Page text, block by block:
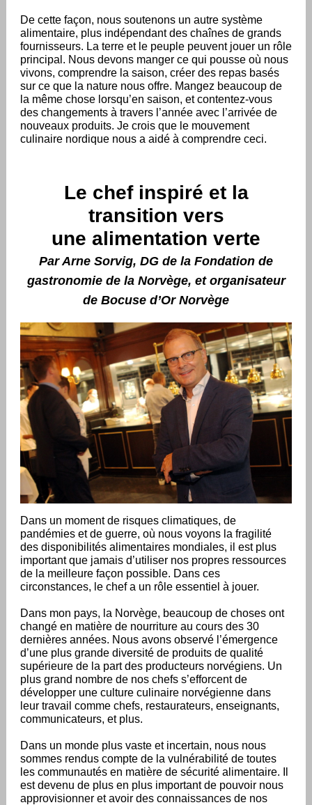
De cette façon, nous soutenons un autre système
alimentaire, plus indépendant des chaînes de grands
fournisseurs. La terre et le peuple peuvent jouer un rôle
principal. Nous devons manger ce qui pousse où nous
vivons, comprendre la saison, créer des repas basés
sur ce que la nature nous offre. Mangez beaucoup de
la même chose lorsqu’en saison, et contentez-vous
des changements à travers l’année avec l’arrivée de
nouveaux produits. Je crois que le mouvement
culinaire nordique nous a aidé à comprendre ceci.
Le chef inspiré et la
transition vers
une alimentation verte
Par Arne Sorvig, DG de la Fondation de
gastronomie de la Norvège, et organisateur
de Bocuse d’Or Norvège
Dans un moment de risques climatiques, de
pandémies et de guerre, où nous voyons la fragilité
des disponibilités alimentaires mondiales, il est plus
important que jamais d’utiliser nos propres ressources
de la meilleure façon possible. Dans ces
circonstances, le chef a un rôle essentiel à jouer.
Dans mon pays, la Norvège, beaucoup de choses ont
changé en matière de nourriture au cours des 30
dernières années. Nous avons observé l’émergence
d’une plus grande diversité de produits de qualité
supérieure de la part des producteurs norvégiens. Un
plus grand nombre de nos chefs s’efforcent de
développer une culture culinaire norvégienne dans
leur travail comme chefs, restaurateurs, enseignants,
communicateurs, et plus.
Dans un monde plus vaste et incertain, nous nous
sommes rendus compte de la vulnérabilité de toutes
les communautés en matière de sécurité alimentaire. Il
est devenu de plus en plus important de pouvoir nous
approvisionner et avoir des connaissances de nos